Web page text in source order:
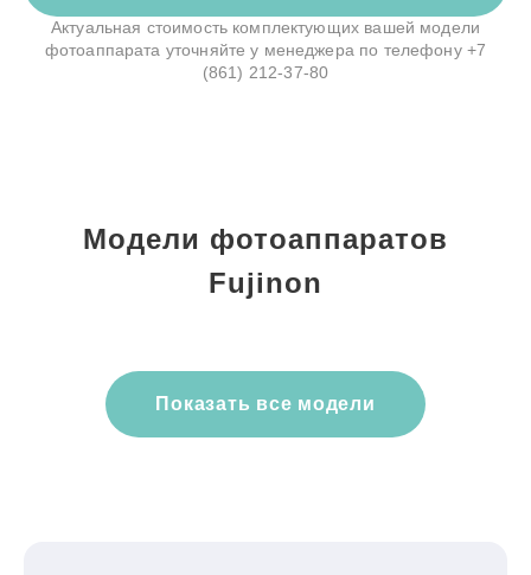
Актуальная стоимость комплектующих вашей модели
фотоаппарата уточняйте у менеджера по телефону +7
(861) 212-37-80
Модели фотоаппаратов
Fujinon
Показать все модели